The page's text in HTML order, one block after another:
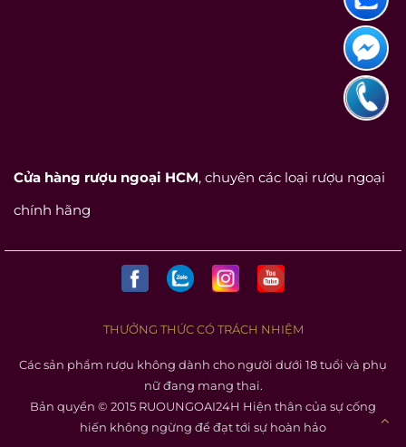
Cửa hàng rượu ngoại HCM, chuyên các loại rượu ngoại
chính hãng
THƯỞNG THỨC CÓ TRÁCH NHIỆM
Các sản phẩm rượu không dành cho người dưới 18 tuổi và phụ
nữ đang mang thai.
Bản quyền © 2015 RUOUNGOAI24H Hiện thân của sự cống
hiến không ngừng để đạt tới sự hoàn hảo